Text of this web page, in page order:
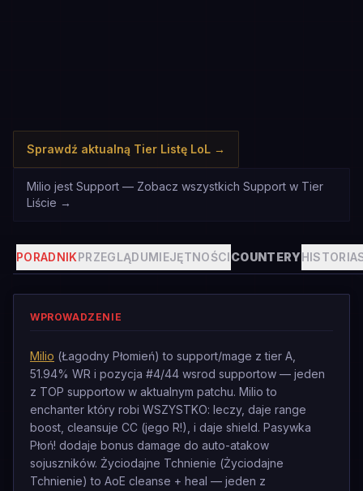
Sprawdź aktualną Tier Listę LoL →
Milio jest Support — Zobacz wszystkich Support w Tier
Liście →
PORADNIKPRZEGLĄDUMIEJĘTNOŚCICOUNTERYHISTORIA
WPROWADZENIE
Milio (Łagodny Płomień) to support/mage z tier A,
51.94% WR i pozycja #4/44 wsrod supportow — jeden
z TOP supportow w aktualnym patchu. Milio to
enchanter który robi WSZYSTKO: leczy, daje range
boost, cleansuje CC (jego R!), i daje shield. Pasywka
Płoń! dodaje bonus damage do auto-atakow
sojuszników. Życiodajne Tchnienie (Życiodajne
Tchnienie) to AoE cleanse + heal — jeden z